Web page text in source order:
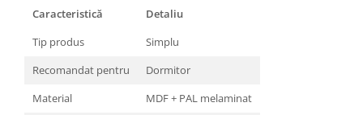
Caracteristică
Detaliu
Tip produs
Simplu
Recomandat pentru
Dormitor
Material
MDF + PAL melaminat